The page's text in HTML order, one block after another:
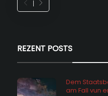
REZENT POSTS
Dem
am Fall vun